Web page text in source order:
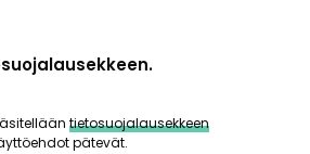
tietosuojalausekkeen
pätevät.